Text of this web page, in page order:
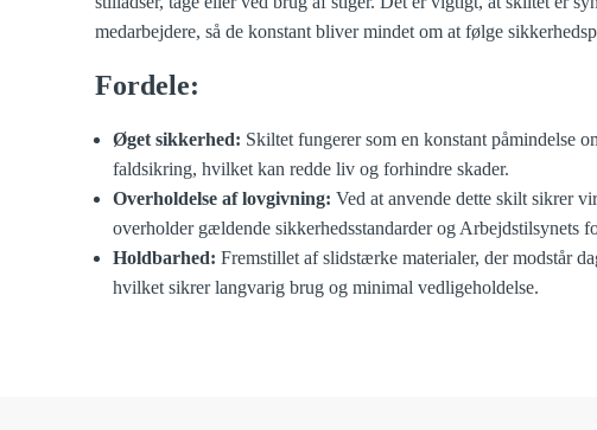
medarbejdere, så de konstant bliver mindet om at følge
Fordele:
Øget sikkerhed: Skiltet fungerer som en konstant påmindelse
faldsikring, hvilket kan redde liv og forhindre skader.
Overholdelse af lovgivning: Ved at anvende dette skilt sikrer
overholder gældende sikkerhedsstandarder og Arbejdstilsynets
Holdbarhed: Fremstillet af slidstærke materialer, der modstår
hvilket sikrer langvarig brug og minimal vedligeholdelse.